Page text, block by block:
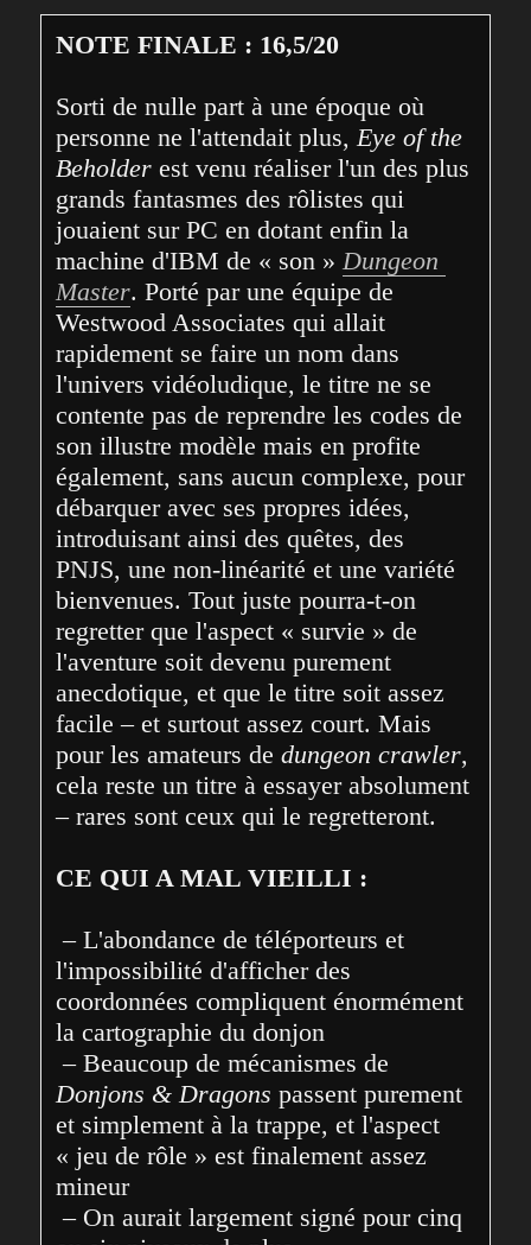
NOTE FINALE : 16,5/20
Sorti de nulle part à une époque où
personne ne l'attendait plus, Eye of the
Beholder est venu réaliser l'un des plus
grands fantasmes des rôlistes qui
jouaient sur PC en dotant enfin la
machine d'IBM de « son » Dungeon
Master. Porté par une équipe de
Westwood Associates qui allait
rapidement se faire un nom dans
l'univers vidéoludique, le titre ne se
contente pas de reprendre les codes de
son illustre modèle mais en profite
également, sans aucun complexe, pour
débarquer avec ses propres idées,
introduisant ainsi des quêtes, des
PNJS, une non-linéarité et une variété
bienvenues. Tout juste pourra-t-on
regretter que l'aspect « survie » de
l'aventure soit devenu purement
anecdotique, et que le titre soit assez
facile – et surtout assez court. Mais
pour les amateurs de dungeon crawler,
cela reste un titre à essayer absolument
– rares sont ceux qui le regretteront.
CE QUI A MAL VIEILLI :
– L'abondance de téléporteurs et
l'impossibilité d'afficher des
coordonnées compliquent énormément
la cartographie du donjon
Donjons & Dragons passent purement
et simplement à la trappe, et l'aspect
« jeu de rôle » est finalement assez
mineur
– On aurait largement signé pour cinq